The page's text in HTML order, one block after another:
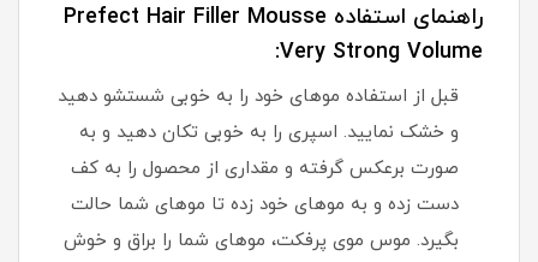
راهنمای استفاده Prefect Hair Filler Mousse
Very Strong Volume:
قبل از استفاده موهای خود را به خوبی شستشو دهید
و خشک نمایید. اسپری را به خوبی تکان دهید و به
صورت برعکس گرفته و مقداری از محصول را به کف
دست زده و به موهای خود زده تا موهای شما حالت
بگیرد. موس موی پرفکت، موهای شما را براق و خوش